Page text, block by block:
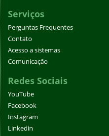
Serviços
Perguntas Frequentes
Contato
Acesso a sistemas
Comunicação
Redes Sociais
YouTube
Facebook
Instagram
Linkedin